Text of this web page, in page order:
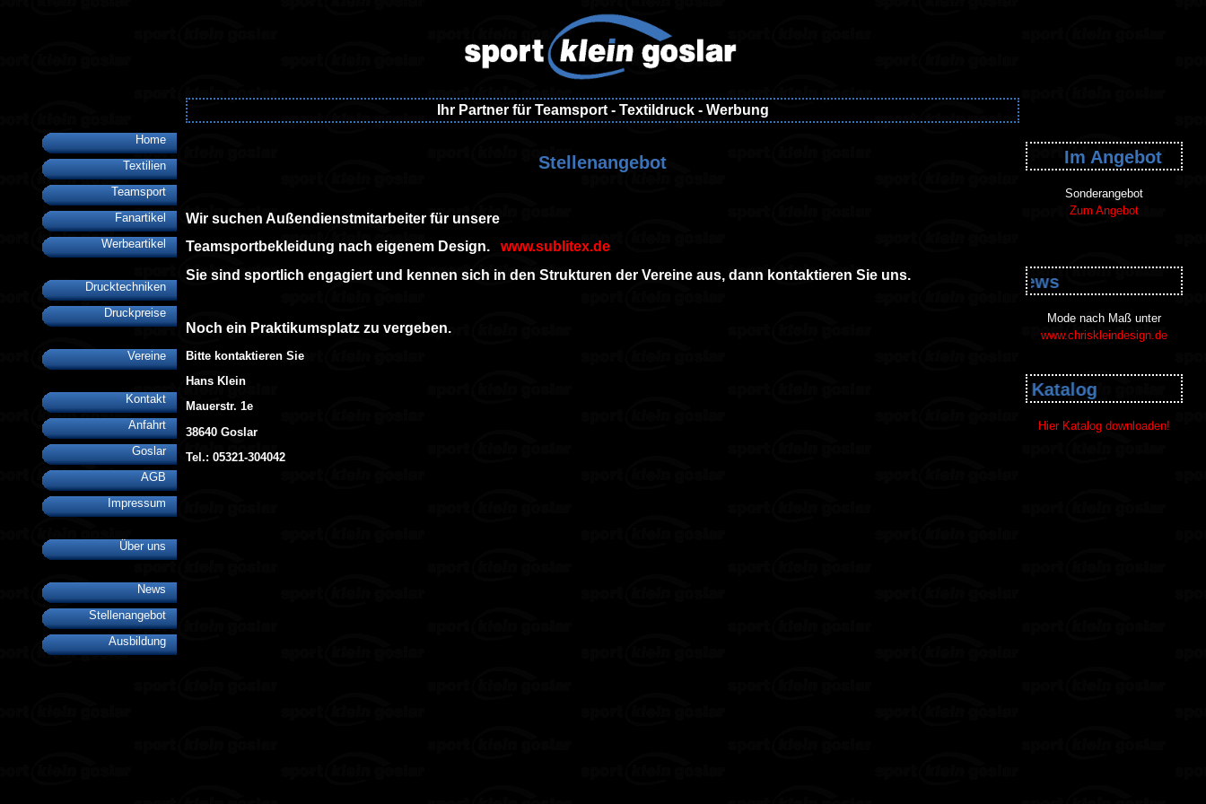
Ihr Partner für Teamsport - Textildruck - Werbung
Home
Textilien
Teamsport
Fanartikel
Werbeartikel
Drucktechniken
Druckpreise
Vereine
Kontakt
Anfahrt
Goslar
AGB
Impressum
Über uns
News
Stellenangebot
Ausbildung
Stellenangebot
Wir suchen Außendienstmitarbeiter für unsere
Teamsportbekleidung nach eigenem Design.
www.sublitex.de
Sie sind sportlich engagiert und kennen sich in den Strukturen der Vereine aus, dann kontaktieren Sie uns.
Noch ein Praktikumsplatz zu vergeben.
Bitte kontaktieren Sie
Hans Klein
Mauerstr. 1e
38640 Goslar
Tel.: 05321-304042
Im Angebot
Sonderangebot
Zum Angebot
News
Mode nach Maß unter
www.chriskleindesign.de
Katalog
Hier Katalog downloaden!